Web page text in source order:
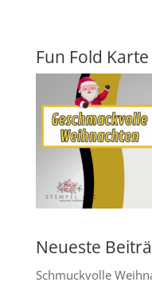
Fun Fold Karte
Neueste
Schmuckvolle